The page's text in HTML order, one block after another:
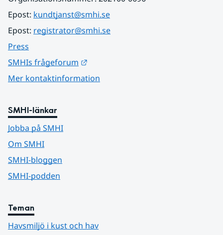
Epost: kundtjanst@smhi.se
Epost: registrator@smhi.se
Press
SMHIs frågeforum
Mer kontaktinformation
SMHI-länkar
Jobba på SMHI
Om SMHI
SMHI-bloggen
SMHI-podden
Teman
Havsmiljö i kust och hav